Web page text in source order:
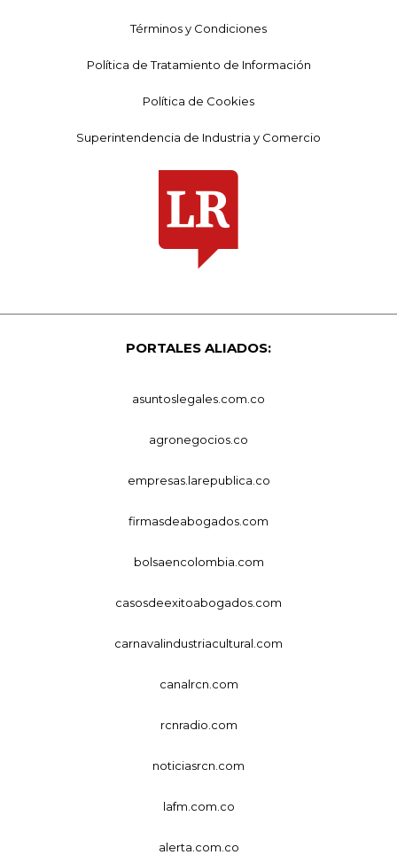
Términos y Condiciones
Política de Tratamiento de Información
Política de Cookies
Superintendencia de Industria y Comercio
PORTALES ALIADOS:
asuntoslegales.com.co
agronegocios.co
empresas.larepublica.co
firmasdeabogados.com
bolsaencolombia.com
casosdeexitoabogados.com
carnavalindustriacultural.com
canalrcn.com
rcnradio.com
noticiasrcn.com
lafm.com.co
alerta.com.co